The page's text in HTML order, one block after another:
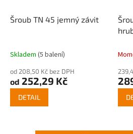
Šroub TN 45 jemný závit
Skladem (5 balení)
od 208,50 Kč bez DPH
od 252,29 Kč
DETAIL